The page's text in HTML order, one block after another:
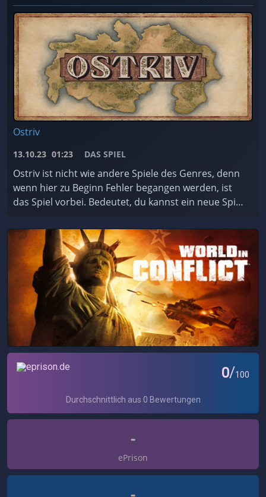
Ostriv
13.10.23 01:23 DAS SPIEL
Ostriv ist nicht wie andere Spiele des Genres, denn
wenn hier zu Beginn Fehler begangen werden, ist
das Spiel vorbei. Bedeutet, du kannst ein neue Spiel
-
ePrison